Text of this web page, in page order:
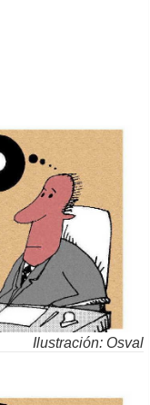
Ilustración: Osval